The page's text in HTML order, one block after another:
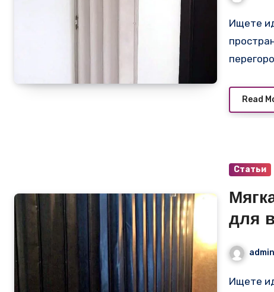
Ищете идеальное решение для разделения
Read
Статьи
для
admin
Ищете идеальное решение для зонирования